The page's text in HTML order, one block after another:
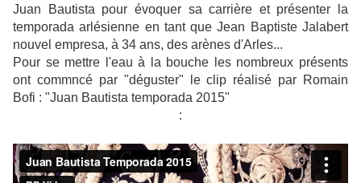
Juan Bautista pour évoquer sa carrière et présenter la
temporada arlésienne en tant que Jean Baptiste Jalabert
nouvel empresa, à 34 ans, des arènes d'Arles...
Pour se mettre l'eau à la bouche les nombreux présents
ont commncé par "déguster" le clip réalisé par Romain
Bofi : "Juan Bautista temporada 2015"
: